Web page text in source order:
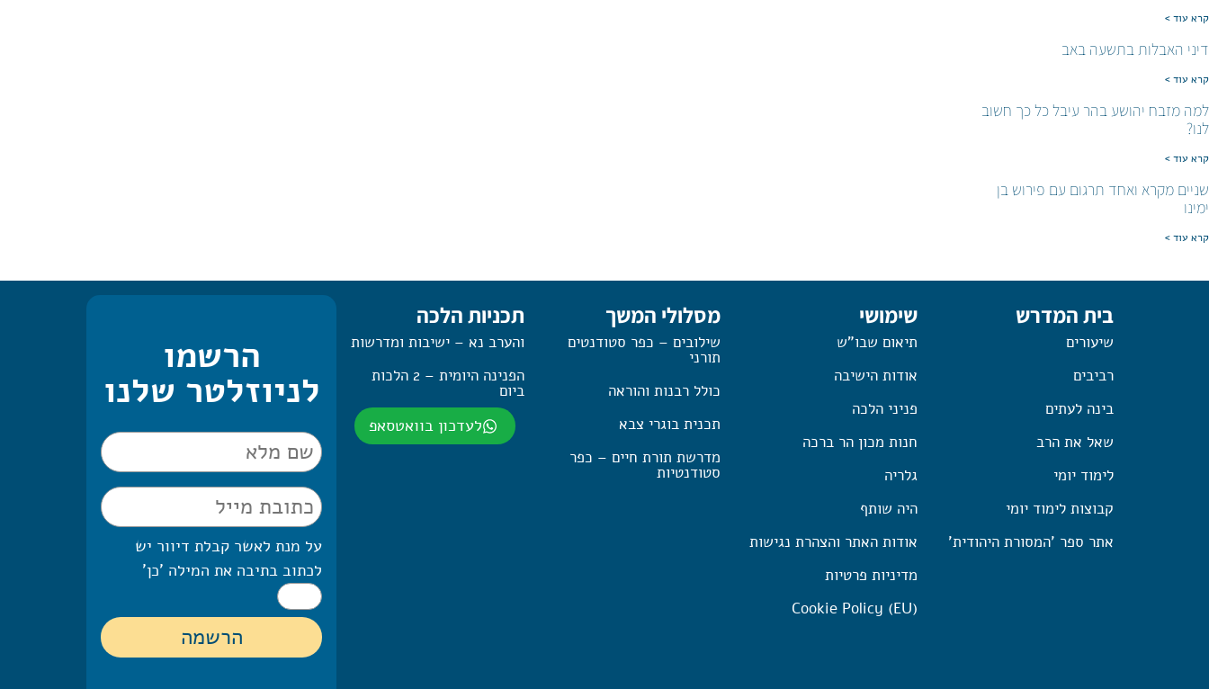
קרא עוד >
דיני האבלות בתשעה באב
קרא עוד >
למה מזבח יהושע בהר עיבל כל כך חשוב
לנו?
קרא עוד >
שניים מקרא ואחד תרגום עם פירוש בן
ימינו
קרא עוד >
בית המדרש
שיעורים
רביבים
בינה לעתים
שאל את הרב
לימוד יומי
קבוצות לימוד יומי
אתר ספר 'המסורת היהודית'
שימושי
תיאום שבו"ש
אודות הישיבה
פניני הלכה
חנות מכון הר ברכה
גלריה
היה שותף
אודות האתר והצהרת נגישות
מדיניות פרטיות
Cookie Policy (EU)
מסלולי המשך
שילובים – כפר סטודנטים
תורני
כולל רבנות והוראה
תכנית בוגרי צבא
מדרשת תורת חיים – כפר
סטודנטיות
תכניות הלכה
והערב נא – ישיבות ומדרשות
הפנינה היומית – 2 הלכות
ביום
לעדכון בוואטסאפ
הרשמו
לניוזלטר שלנו
על מנת לאשר קבלת דיוור יש
לכתוב בתיבה את המילה 'כן'